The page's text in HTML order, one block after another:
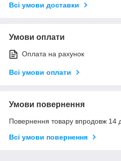
Всі умови доставки
Умови оплати
Оплата на рахунок
Всі умови оплати
Умови повернення
Повернення товару впродовж 14
Всі умови повернення